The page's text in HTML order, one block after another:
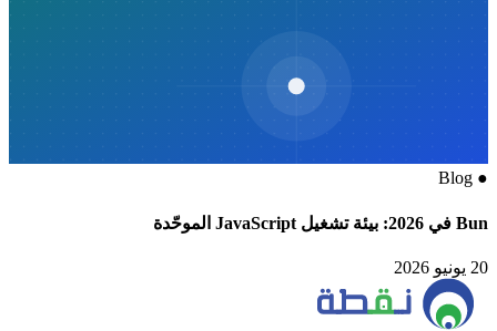
●
Blog
Bun في 2026: بيئة تشغيل JavaScript الموحّدة
20 يونيو 2026